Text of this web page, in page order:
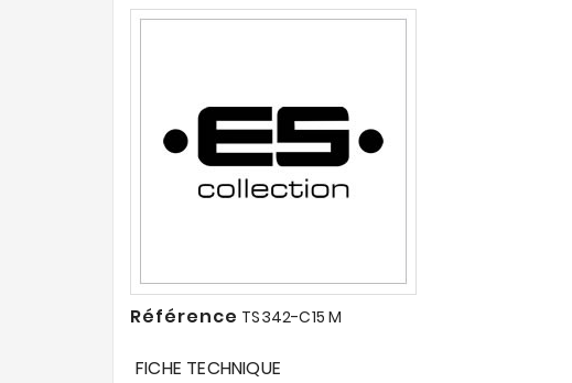
Référence TS342-C15 M
FICHE TECHNIQUE